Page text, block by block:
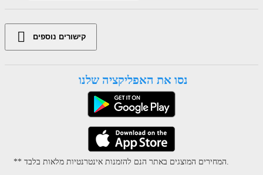
קישורים נוספים
נסו את האפליקציה שלנו